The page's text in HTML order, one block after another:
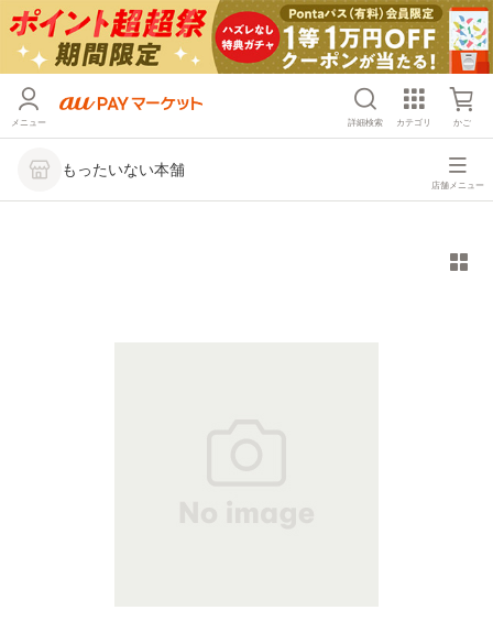
メニュー 詳細検索 カテゴリ かご
もったいない本舗
店舗メニュー